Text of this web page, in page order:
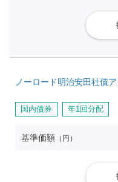
ノーロード明治安田社債
国内債券 年1回分配
基準価額 （円）